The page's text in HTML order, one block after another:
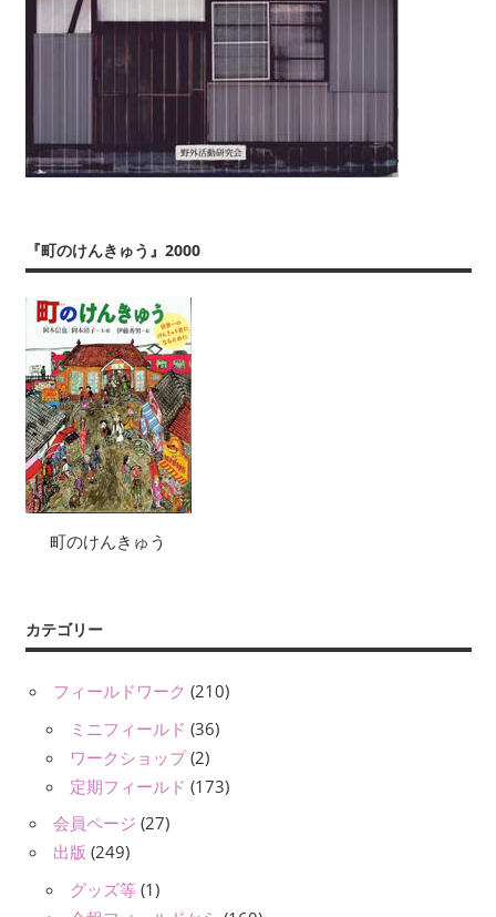
『町のけんきゅう』2000
町のけんきゅう
カテゴリー
フィールドワーク (210)
ミニフィールド (36)
ワークショップ(2)
定期フィールド (173)
会員ページ (27)
出版 (249)
グッズ等 (1)